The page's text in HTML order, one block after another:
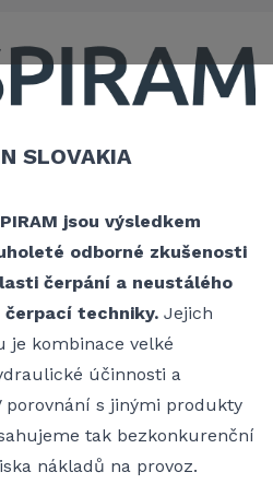
SLOVAKIA
jsou výsledkem
odborné zkušenosti
čerpání a neustálého
čerpací techniky. Jejich
je kombinace velké
účinnosti a
porovnání s jinými produkty
tak bezkonkurenční
nákladů na provoz.